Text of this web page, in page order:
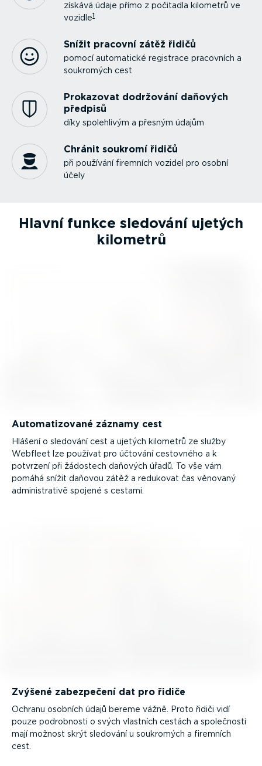
získává údaje přímo z počitadla kilometrů ve
vozidle1
Snížit pracovní zátěž řidičů
pomocí automatické registrace pracovních a
soukromých cest
Prokazovat dodržování daňových
předpisů
díky spolehlivým a přesným údajům
Chránit soukromí řidičů
při používání firemních vozidel pro osobní
účely
Hlavní funkce sledování ujetých
kilometrů
Automa­ti­zované záznamy cest
Hlášení o sledování cest a ujetých kilometrů ze služby
Webfleet lze používat pro účtování cestovného a k
potvrzení při žádostech daňových úřadů. To vše vám
pomáhá snížit daňovou zátěž a redukovat čas věnovaný
adminis­trativě spojené s cestami.
Zvýšené zabezpečení dat pro řidiče
Ochranu osobních údajů bereme vážně. Proto řidiči vidí
pouze podrobnosti o svých vlastních cestách a společnosti
mají možnost skrýt sledování u soukromých a firemních
cest.